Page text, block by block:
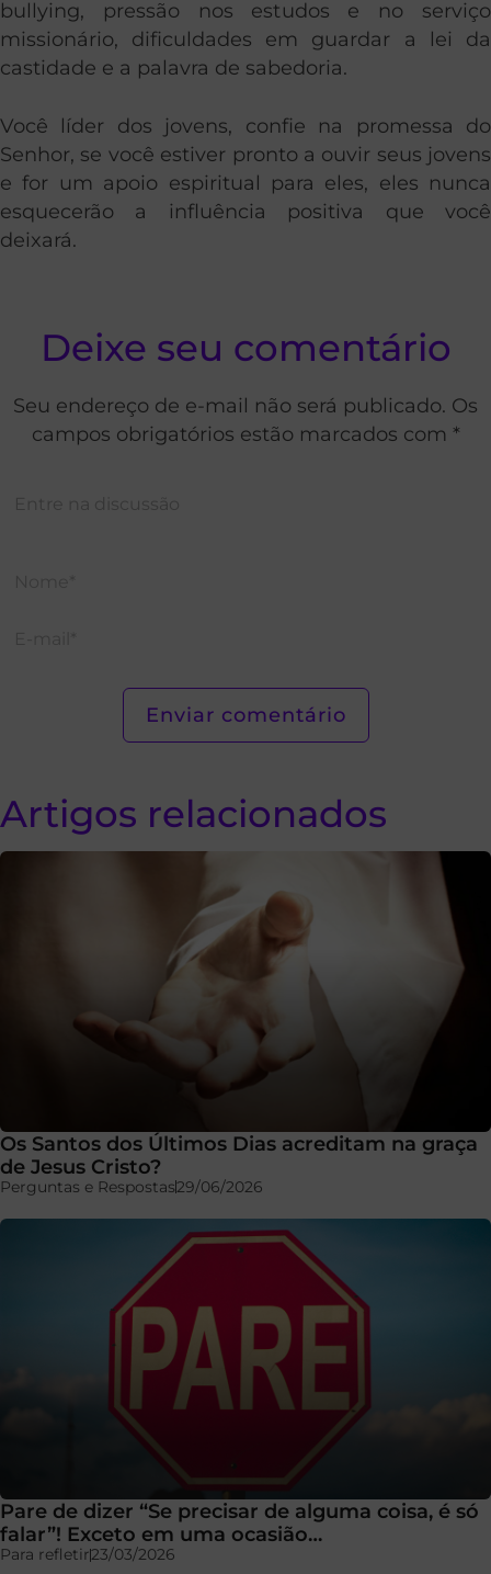
bullying, pressão nos estudos e no serviço
missionário, dificuldades em guardar a lei da
castidade e a palavra de sabedoria.
Você líder dos jovens, confie na promessa do
Senhor, se você estiver pronto a ouvir seus jovens
e for um apoio espiritual para eles, eles nunca
esquecerão a influência positiva que você
deixará.
Deixe seu comentário
Seu endereço de e-mail não será publicado. Os
campos obrigatórios estão marcados com *
Artigos relacionados
Os Santos dos Últimos Dias acreditam na graça
de Jesus Cristo?
Perguntas e Respostas29/06/2026
Pare de dizer “Se precisar de alguma coisa, é só
falar”! Exceto em uma ocasião…
Para refletir23/03/2026